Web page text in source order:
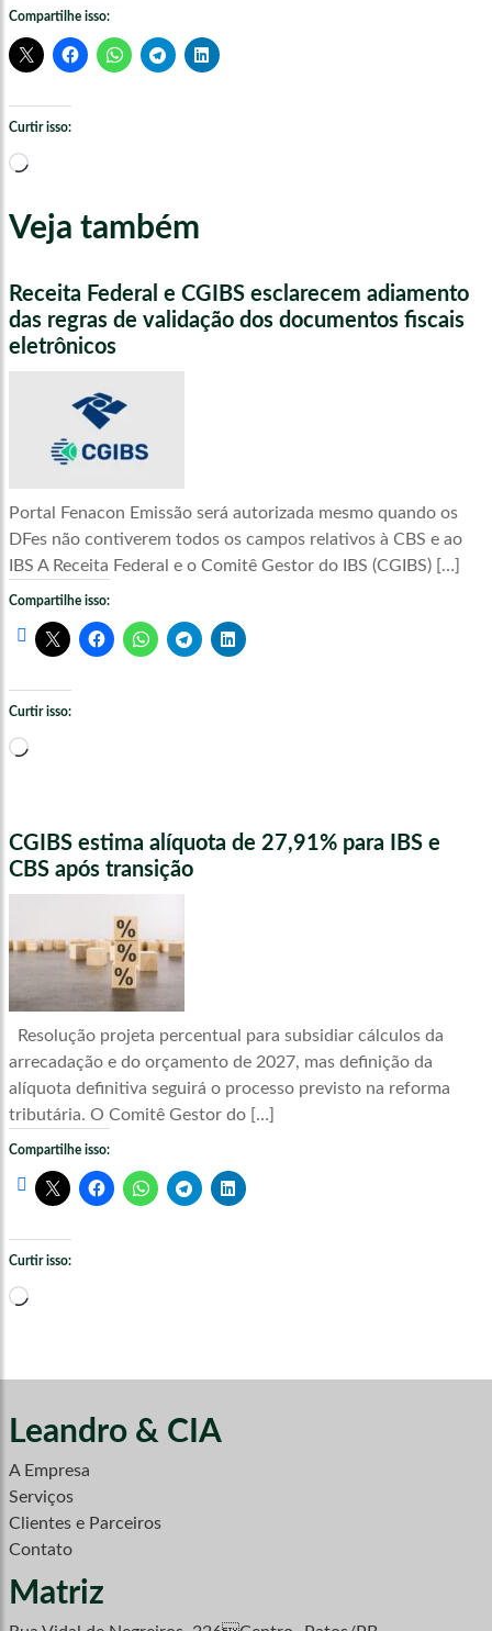
Compartilhe isso:
Curtir isso:
Carregando...
Veja também
Receita Federal e CGIBS esclarecem adiamento
das regras de validação dos documentos fiscais
eletrônicos
Portal Fenacon Emissão será autorizada mesmo quando os
DFes não contiverem todos os campos relativos à CBS e ao
IBS A Receita Federal e o Comitê Gestor do IBS (CGIBS) […]
Compartilhe isso:
Curtir isso:
Carregando...
CGIBS estima alíquota de 27,91% para IBS e
CBS após transição
Resolução projeta percentual para subsidiar cálculos da
arrecadação e do orçamento de 2027, mas definição da
alíquota definitiva seguirá o processo previsto na reforma
tributária. O Comitê Gestor do […]
Compartilhe isso:
Curtir isso:
Carregando...
Leandro & CIA
A Empresa
Serviços
Clientes e Parceiros
Contato
Matriz